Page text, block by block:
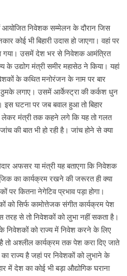
आयोजित निवेशक सम्मेलन के दौरान जिस
कोई भी बिहारी उदास हो जाएगा। वहां पर
गया। उसमें देश भर से निवेशक आमंत्रित
उद्योग मंत्री समीर महासेठ ने किया। यहां
के कथित मनोरंजन के नाम पर बार
ठुमके लगाए। उसमें आर्केस्ट्रा की कर्कश धुन
इस घटना पर जब बवाल हुआ तो बिहार
मंत्री तक कहने लगे कि यह तो गलत
की बात भी हो रही है। जांच होने से क्या
अफसर या मंत्री यह बताएगा कि निवेशक
का कार्यक्रम रखने की जरूरत ही क्या
कितना नेगेटिव प्रभाव पड़ा होगा।
को सिर्फ कामोत्तेजक संगीत कार्यक्रम पेश
तरह से तो निवेशकों को लुभा नहीं सकता है।
निवेशकों को राज्य में निवेश करने के लिए
तो अश्लील कार्यक्रम तक पेश करा दिए जाते
राज्य है जहां पर निवेशकों को लुभाने के
में देश का कोई भी बड़ा औद्योगिक घराना